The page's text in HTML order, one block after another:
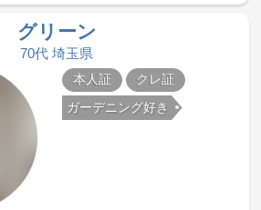
グリーン
70代 埼玉県
本人証 クレ証
ガーデニング好き